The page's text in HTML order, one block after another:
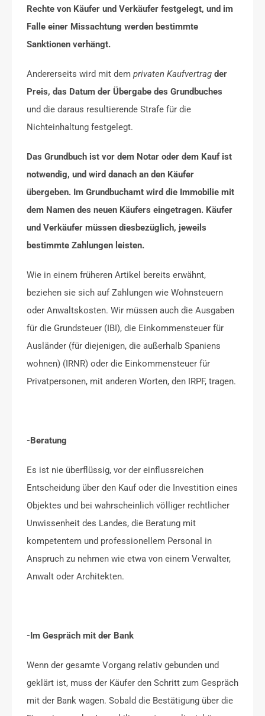
Rechte von Käufer und Verkäufer festgelegt, und im
Falle einer Missachtung werden bestimmte
Sanktionen verhängt.
Andererseits wird mit dem privaten Kaufvertrag der
Preis, das Datum der Übergabe des Grundbuches
und die daraus resultierende Strafe für die
Nichteinhaltung festgelegt.
Das Grundbuch ist vor dem Notar oder dem Kauf ist
notwendig, und wird danach an den Käufer
übergeben. Im Grundbuchamt wird die Immobilie mit
dem Namen des neuen Käufers eingetragen. Käufer
und Verkäufer müssen diesbezüglich, jeweils
bestimmte Zahlungen leisten.
Wie in einem früheren Artikel bereits erwähnt,
beziehen sie sich auf Zahlungen wie Wohnsteuern
oder Anwaltskosten. Wir müssen auch die Ausgaben
für die Grundsteuer (IBI), die Einkommensteuer für
Ausländer (für diejenigen, die außerhalb Spaniens
wohnen) (IRNR) oder die Einkommensteuer für
Privatpersonen, mit anderen Worten, den IRPF, tragen.
-Beratung
Es ist nie überflüssig, vor der einflussreichen
Entscheidung über den Kauf oder die Investition eines
Objektes und bei wahrscheinlich völliger rechtlicher
Unwissenheit des Landes, die Beratung mit
kompetentem und professionellem Personal in
Anspruch zu nehmen wie etwa von einem Verwalter,
Anwalt oder Architekten.
-Im Gespräch mit der Bank
Wenn der gesamte Vorgang relativ gebunden und
geklärt ist, muss der Käufer den Schritt zum Gespräch
mit der Bank wagen. Sobald die Bestätigung über die